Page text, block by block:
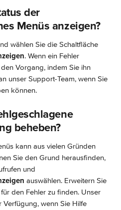
der
Menüs anzeigen?
wählen Sie die Schaltfläche
. Wenn ein Fehler
Vorgang, indem Sie ihn
unser Support-Team, wenn Sie
können.
beheben?
kann aus vielen Gründen
Sie den Grund herausfinden,
und
auswählen. Erweitern Sie
den Fehler zu finden. Unser
Verfügung, wenn Sie Hilfe